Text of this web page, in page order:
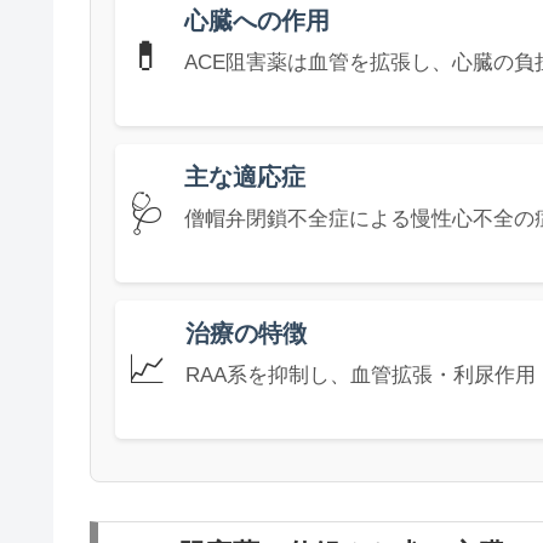
💊
心臓への作用
ACE阻害薬は血管を拡張し、心臓の
🩺
主な適応症
僧帽弁閉鎖不全症による慢性心不全
📈
治療の特徴
RAA系を抑制し、血管拡張・利尿作